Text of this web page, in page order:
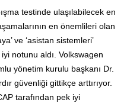
testinde ulaşılabilecek en
en önemlileri olan
ve ‘asistan sistemleri’
notunu aldı. Volkswagen
yönetim kurulu başkanı Dr.
güvenliği gittikçe arttırıyor.
tarafından pek iyi